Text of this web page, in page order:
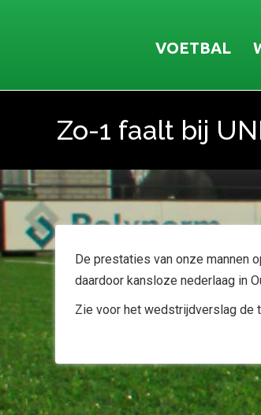
VOETBAL
Zo-1 faalt bij
Je bent hier:
De prestaties van onze mannen
daardoor kansloze nederlaag in
Zie voor het wedstrijdverslag de